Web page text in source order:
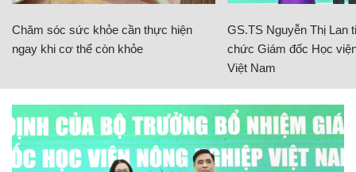
Chăm sóc sức khỏe cần thực hiện
ngay khi cơ thể còn khỏe
GS.TS Nguyễn Thị Lan
chức Giám đốc Học
Việt Nam